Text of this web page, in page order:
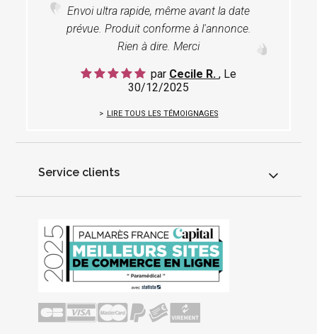
Envoi ultra rapide, même avant la date
prévue. Produit conforme à l'annonce.
Rien à dire. Merci
par Cecile R. , Le
30/12/2025
LIRE TOUS LES TÉMOIGNAGES
Service clients